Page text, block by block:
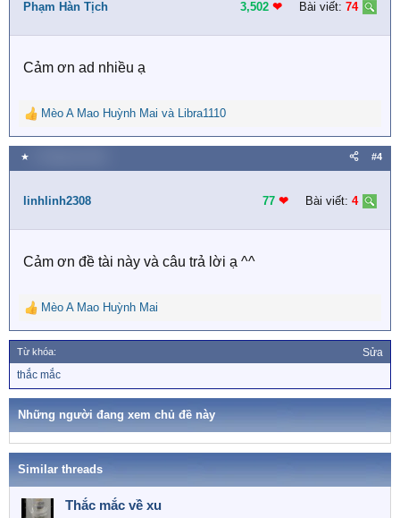
i
n
:
Phạm Hàn Tịch 3,502 ❤︎ Bài viết: 74
Cảm ơn ad nhiều ạ
R
e
a
c
i
n
:
Mèo A Mao Huỳnh Mai và Libra1110
★ #4
linhlinh2308 77 ❤︎ Bài viết: 4
Cảm ơn đề tài này và câu trả lời ạ ^^
R
e
a
c
t
o
s
Mèo A Mao Huỳnh Mai
Từ khóa: Sửa
ừ
k
thắc mắc
Những người đang xem chủ đề này
Similar threads
Thắc mắc về xu